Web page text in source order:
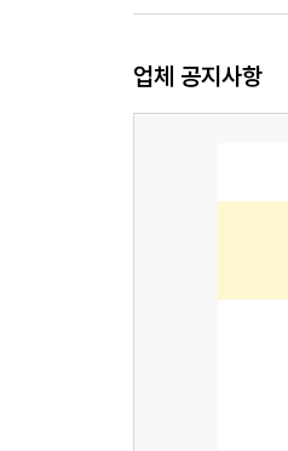
업체 공지사항